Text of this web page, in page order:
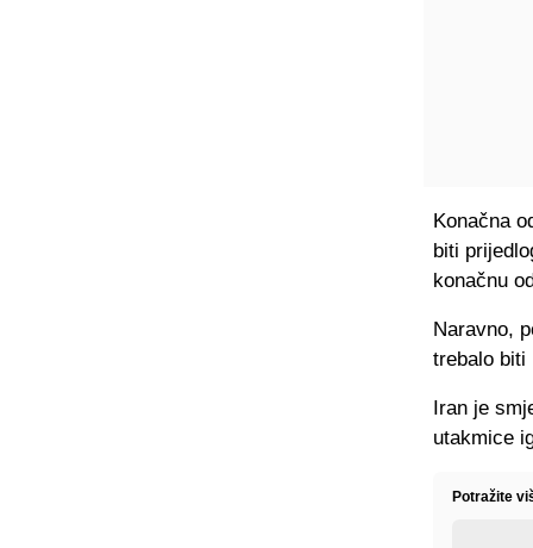
Konačna
biti
konačnu
Naravno,
trebalo biti
Iran je
utakmice
Potražite